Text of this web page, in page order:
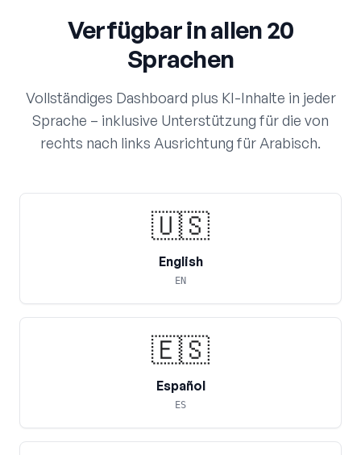
Verfügbar in allen 20
Sprachen
Vollständiges Dashboard plus KI-Inhalte in jeder
Sprache – inklusive Unterstützung für die von
rechts nach links Ausrichtung für Arabisch.
🇺🇸
English
EN
🇪🇸
Español
ES